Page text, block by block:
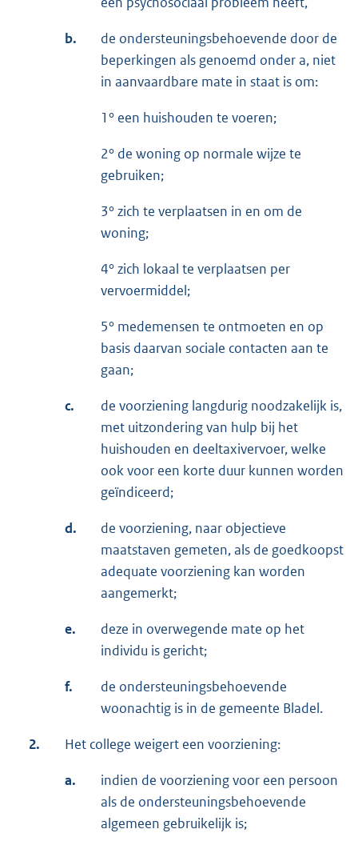
b.
de ondersteuningsbehoevende door de
beperkingen als genoemd onder a, niet
in aanvaardbare mate in staat is om:
1° een huishouden te voeren;
2° de woning op normale wijze te
gebruiken;
3° zich te verplaatsen in en om de
woning;
4° zich lokaal te verplaatsen per
vervoermiddel;
5° medemensen te ontmoeten en op
basis daarvan sociale contacten aan te
gaan;
c.
de voorziening langdurig noodzakelijk is,
met uitzondering van hulp bij het
huishouden en deeltaxivervoer, welke
ook voor een korte duur kunnen worden
geïndiceerd;
d.
de voorziening, naar objectieve
maatstaven gemeten, als de goedkoopst
adequate voorziening kan worden
aangemerkt;
e.
deze in overwegende mate op het
individu is gericht;
f.
de ondersteuningsbehoevende
woonachtig is in de gemeente Bladel.
2. Het college weigert een voorziening:
a.
indien de voorziening voor een persoon
als de ondersteuningsbehoevende
algemeen gebruikelijk is;